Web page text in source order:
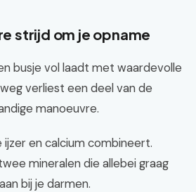
strijd om je opname
busje vol laadt met waardevolle
verliest een deel van de
manoeuvre.
en calcium combineert.
mineralen die allebei graag
bij je darmen.